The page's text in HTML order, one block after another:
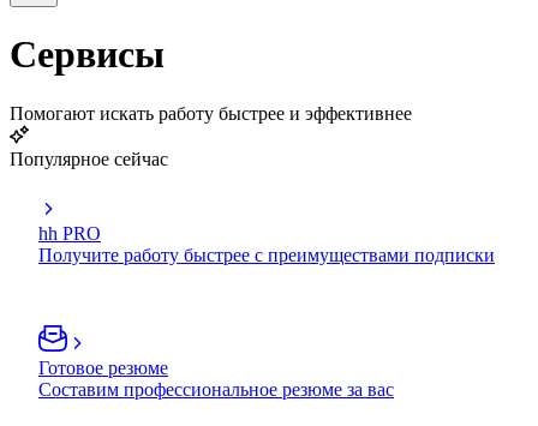
Сервисы
Помогают искать работу быстрее и эффективнее
Популярное сейчас
hh PRO
Получите работу быстрее с преимуществами подписки
Готовое резюме
Составим профессиональное резюме за вас